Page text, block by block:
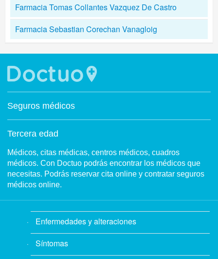
Farmacia Tomas Collantes Vazquez De Castro
Farmacia Sebastian Corechan Vanagloig
Seguros médicos
Tercera edad
Médicos, citas médicas, centros médicos, cuadros
médicos. Con Doctuo podrás encontrar los médicos que
necesitas. Podrás reservar cita online y contratar seguros
médicos online.
Enfermedades y alteraciones
Síntomas